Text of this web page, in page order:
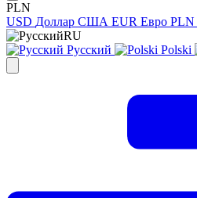
PLN
USD Доллар США EUR Евро PLN
RU
Русский
Polski